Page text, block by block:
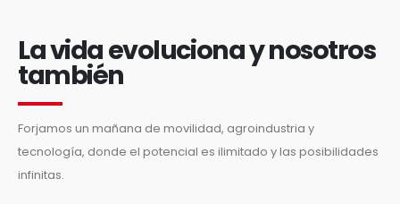
La vida evoluciona y nosotros
también
Forjamos un mañana de movilidad, agroindustria y
tecnología, donde el potencial es ilimitado y las posibilidades
infinitas.